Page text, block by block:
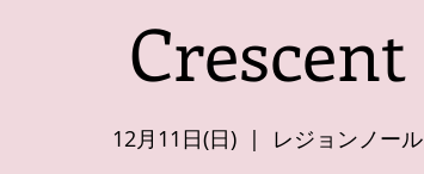
Crescent
12月11日(日)
  |
レジョンノール